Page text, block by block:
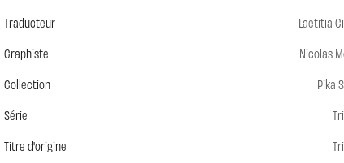
Traducteur
Laetitia
Graphiste
Nicolas
Collection
Pika
Série
Titre d'origine